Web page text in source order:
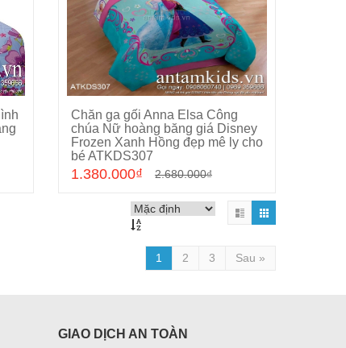
Chọn sản phẩm
Chăn ga gối Anna Elsa Công
chúa Nữ hoàng băng giá Disney
Frozen Xanh Hồng đẹp mê ly cho
bé ATKDS307
1.380.000₫ 2.680.000₫
1 2 3 Sau »
GIAO DỊCH AN TOÀN